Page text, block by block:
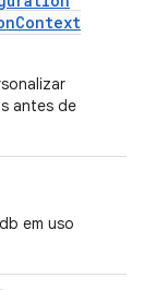
Context
antes de
em uso